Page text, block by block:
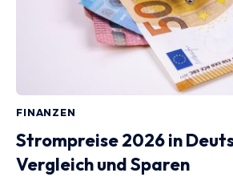
FINANZEN
Strompreise 2026 in
Vergleich und Sparen